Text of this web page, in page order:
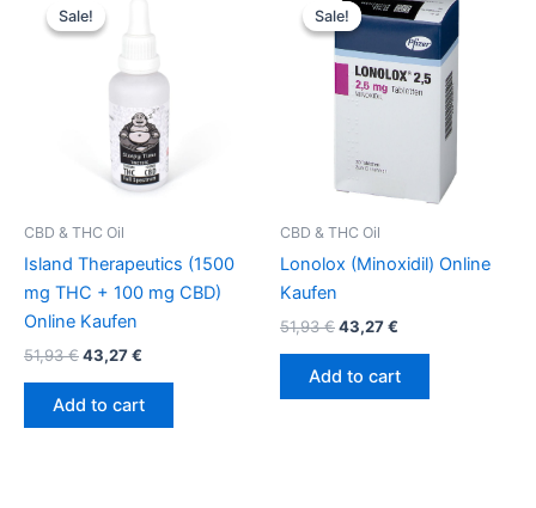
Sale!
Sale!
CBD & THC Oil
Island Therapeutics (1500
mg THC + 100 mg CBD)
Online Kaufen
51,93€
price
was:
43,27€
Add to cart
Sale!
Sale!
CBD & THC Oil
Lonolox (Minoxidil) Online
Kaufen
51,93€
price
was:
51,93 €.
43,27€
price
is:
43,27 €.
Add to cart